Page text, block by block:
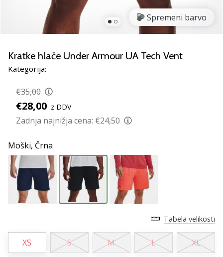
kot
brend
Prikaži
članke
Spremeni barvo
Kratke hlače Under Armour UA Tech Vent
Kategorija:
€35,00
€28,00 z DDV
Zadnja najnižja cena: €24,50
Moški, Črna
Tabela velikosti
XS S M L XL